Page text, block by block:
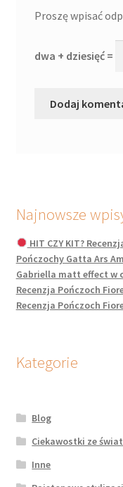
Proszę wpisać
dwa + dziesięć =
Najnowsze
HIT CZY KIT?
Pończochy Gatta Ars
Gabriella matt effect w
Recenzja Pończoch
Recenzja Pończoch
Kategorie
Blog
Ciekawostki ze
Inne